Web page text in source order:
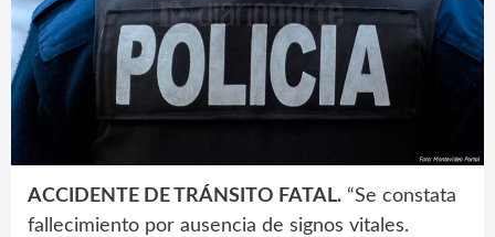
ACCIDENTE DE TRÁNSITO FATAL. “Se constata
fallecimiento por ausencia de signos vitales.